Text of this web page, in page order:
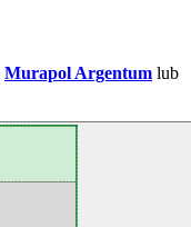
Murapol Argentum lub